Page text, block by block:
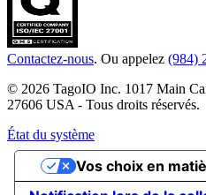
Contactez-nous. Ou appelez (984)
© 2026 TagoIO Inc. 1017 Main
27606 USA - Tous droits réservés.
État du système
Vos choix en